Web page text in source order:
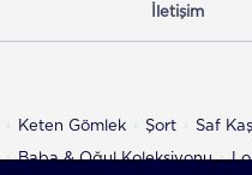
İletişim
Keten Gömlek Şort Saf
Baba & Oğul Koleksiyonu